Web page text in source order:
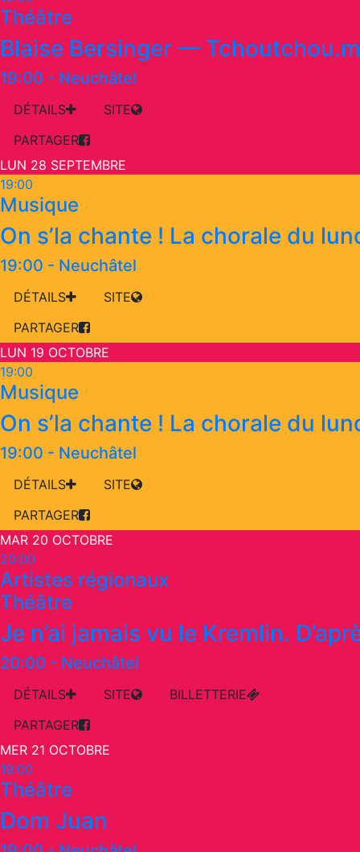
Théâtre
Blaise Bersinger —
19:00 - Neuchâtel
DÉTAILS
SITE
PARTAGER
LUN 28 SEPTEMBRE
19:00
Musique
On s’la chante ! La chorale du
19:00 - Neuchâtel
DÉTAILS
SITE
PARTAGER
LUN 19 OCTOBRE
19:00
Musique
On s’la chante ! La chorale du
19:00 - Neuchâtel
DÉTAILS
SITE
PARTAGER
MAR 20 OCTOBRE
20:00
Artistes régionaux
Théâtre
Je n’ai jamais vu le Kremlin.
20:00 - Neuchâtel
DÉTAILS SITE
BILLETTERIE
PARTAGER
MER 21 OCTOBRE
19:00
Théâtre
Dom Juan